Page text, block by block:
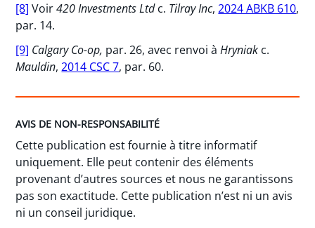
[8] Voir420 Investments Ltdc. Tilray Inc,2024 ABKB 610,
par. 14.
[9] Calgary Co-op, par. 26, avec renvoi àHryniak c.
Mauldin,2014 CSC 7, par. 60.
AVIS DE NON-RESPONSABILITÉ
Cette publication est fournie à titre informatif
uniquement. Elle peut contenir des éléments
provenant d’autres sources et nous ne garantissons
pas son exactitude. Cette publication n’est ni un avis
ni un conseil juridique.